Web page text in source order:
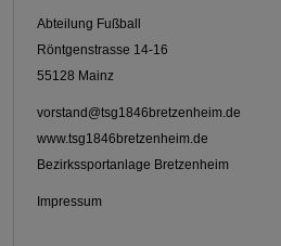
Abteilung Fußball
Röntgenstrasse 14-16
55128 Mainz
vorstand@tsg1846bretzenheim.de
www.tsg1846bretzenheim.de
Bezirkssportanlage Bretzenheim
Impressum